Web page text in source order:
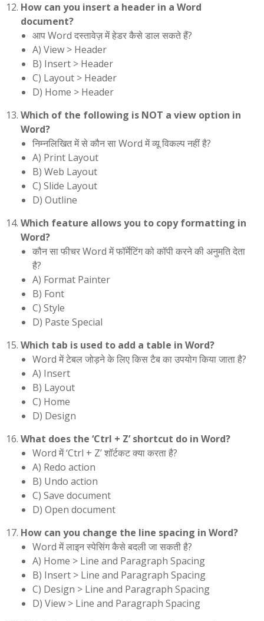
How can you insert a header in a Word
document?
आप Word दस्तावेज़ में हेडर कैसे डाल सकते हैं?
A) View > Header
B) Insert > Header
C) Layout > Header
D) Home > Header
Which of the following is NOT a view option in
Word?
निम्नलिखित में से कौन सा Word में व्यू विकल्प नहीं है?
A) Print Layout
B) Web Layout
C) Slide Layout
D) Outline
Which feature allows you to copy formatting in
Word?
कौन सा फीचर Word में फॉर्मेटिंग को कॉपी करने की अनुमति देता
है?
A) Format Painter
B) Font
C) Style
D) Paste Special
Which tab is used to add a table in Word?
Word में टेबल जोड़ने के लिए किस टैब का उपयोग किया जाता है?
A) Insert
B) Layout
C) Home
D) Design
What does the ‘Ctrl + Z’ shortcut do in Word?
Word में ‘Ctrl + Z’ शॉर्टकट क्या करता है?
A) Redo action
B) Undo action
C) Save document
D) Open document
How can you change the line spacing in Word?
Word में लाइन स्पेसिंग कैसे बदली जा सकती है?
A) Home > Line and Paragraph Spacing
B) Insert > Line and Paragraph Spacing
C) Design > Line and Paragraph Spacing
D) View > Line and Paragraph Spacing